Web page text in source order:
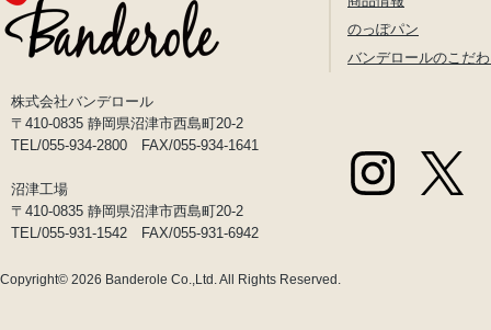
株式会社バンデロール
〒410-0835 静岡県沼津市西島町20-2
TEL/055-934-2800 FAX/055-934-1641
沼津工場
〒410-0835 静岡県沼津市西島町20-2
TEL/055-931-1542 FAX/055-931-6942
のっぽパン
バンデロールのこだ
Copyright© 2026 Banderole Co.,Ltd.All Rights Reserved.